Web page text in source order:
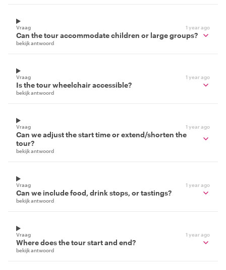
Vraag 1 year ago
Can the tour accommodate children or large groups?
bekijk antwoord
Vraag 1 year ago
Is the tour wheelchair accessible?
bekijk antwoord
Vraag 1 year ago
Can we adjust the start time or extend/shorten the
tour?
bekijk antwoord
Vraag 1 year ago
Can we include food, drink stops, or tastings?
bekijk antwoord
Vraag 1 year ago
Where does the tour start and end?
bekijk antwoord